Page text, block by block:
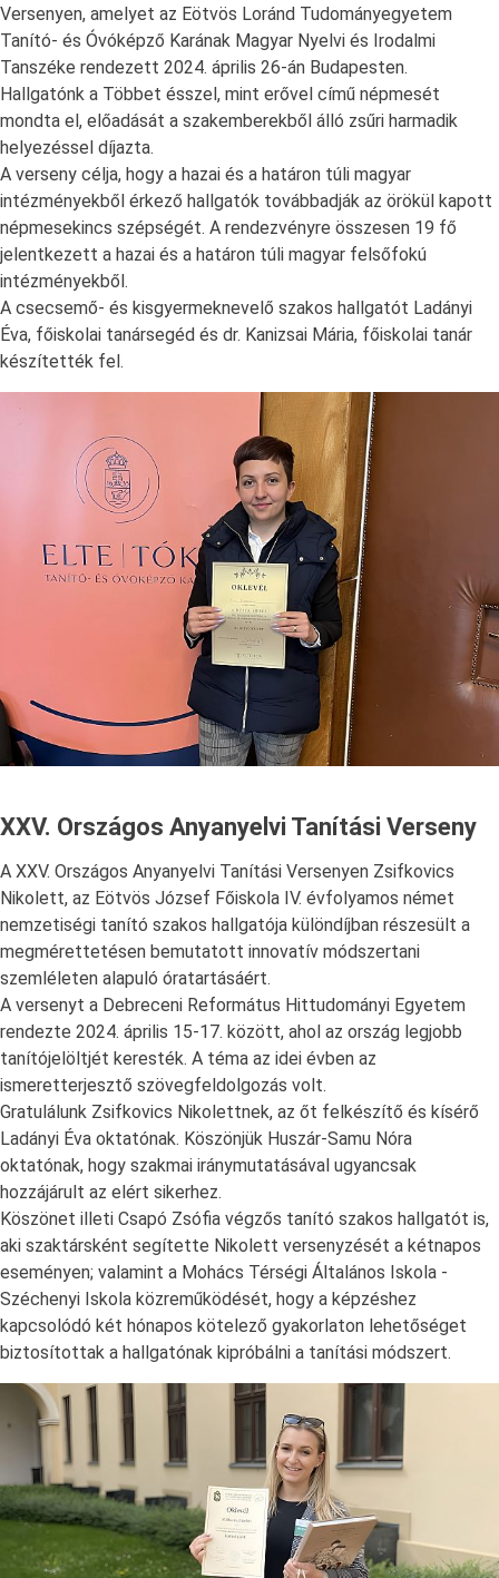
Versenyen, amelyet az Eötvös Loránd Tudományegyetem
Tanító- és Óvóképző Karának Magyar Nyelvi és Irodalmi
Tanszéke rendezett 2024. április 26-án Budapesten.
Hallgatónk a Többet ésszel, mint erővel című népmesét
mondta el, előadását a szakemberekből álló zsűri harmadik
helyezéssel díjazta.
A verseny célja, hogy a hazai és a határon túli magyar
intézményekből érkező hallgatók továbbadják az örökül kapott
népmesekincs szépségét. A rendezvényre összesen 19 fő
jelentkezett a hazai és a határon túli magyar felsőfokú
intézményekből.
A csecsemő- és kisgyermeknevelő szakos hallgatót Ladányi
Éva, főiskolai tanársegéd és dr. Kanizsai Mária, főiskolai tanár
készítették fel.
XXV. Országos Anyanyelvi Tanítási Verseny
A XXV. Országos Anyanyelvi Tanítási Versenyen Zsifkovics
Nikolett, az Eötvös József Főiskola IV. évfolyamos német
nemzetiségi tanító szakos hallgatója különdíjban részesült a
megmérettetésen bemutatott innovatív módszertani
szemléleten alapuló óratartásáért.
A versenyt a Debreceni Református Hittudományi Egyetem
rendezte 2024. április 15-17. között, ahol az ország legjobb
tanítójelöltjét keresték. A téma az idei évben az
ismeretterjesztő szövegfeldolgozás volt.
Gratulálunk Zsifkovics Nikolettnek, az őt felkészítő és kísérő
Ladányi Éva oktatónak. Köszönjük Huszár-Samu Nóra
oktatónak, hogy szakmai iránymutatásával ugyancsak
hozzájárult az elért sikerhez.
Köszönet illeti Csapó Zsófia végzős tanító szakos hallgatót is,
aki szaktársként segítette Nikolett versenyzését a kétnapos
eseményen; valamint a Mohács Térségi Általános Iskola -
Széchenyi Iskola közreműködését, hogy a képzéshez
kapcsolódó két hónapos kötelező gyakorlaton lehetőséget
biztosítottak a hallgatónak kipróbálni a tanítási módszert.